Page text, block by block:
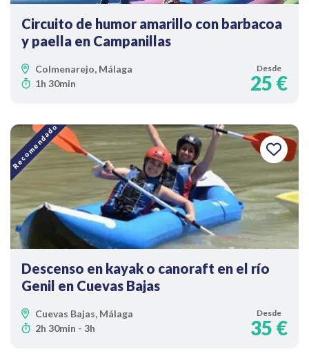
Circuito de humor amarillo con barbacoa
y paella en Campanillas
Colmenarejo, Málaga
1h 30min
Desde
25 €
Recomendado
Descenso en kayak o canoraft en el río
Genil en Cuevas Bajas
Cuevas Bajas, Málaga
2h 30min - 3h
Desde
35 €